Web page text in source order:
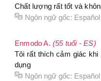
Chất lượng rất tốt và
Ngôn ngữ gốc: Español
Enmodo A. (55 tuổi - ES)
Tôi rất thích cảm giác
dụng
Ngôn ngữ gốc: Español